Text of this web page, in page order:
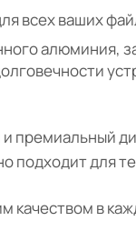
всех ваших
алюминия,
премиальный
для
качеством в